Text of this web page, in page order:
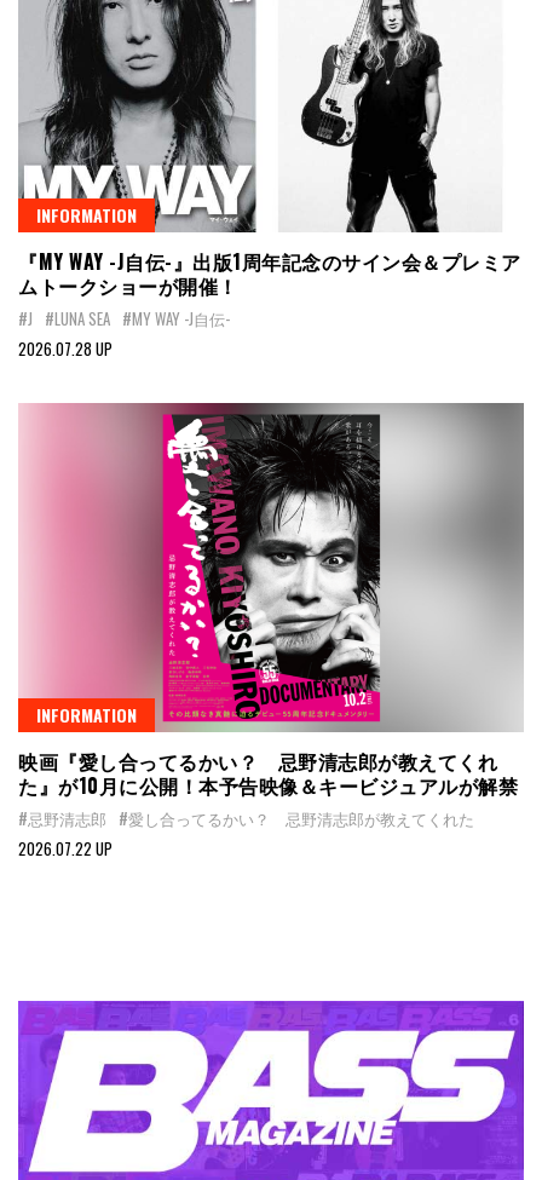
INFORMATION
『MY WAY -J自伝-』出版1周年記念のサイン会＆プレミア
ムトークショーが開催！
#J #LUNA SEA #MY WAY -J自伝-
2026.07.28 UP
INFORMATION
映画『愛し合ってるかい？ 忌野清志郎が教えてくれ
た』が10月に公開！本予告映像＆キービジュアルが解禁
#忌野清志郎 #愛し合ってるかい？ 忌野清志郎が教えてくれた
2026.07.22 UP